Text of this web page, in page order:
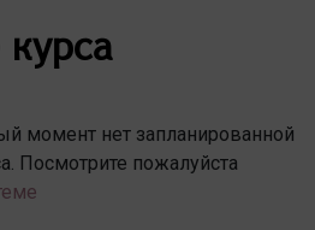
момент нет запланированной
Посмотрите пожалуйста